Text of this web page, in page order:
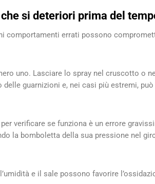
si deteriori prima del
comportamenti errati possono
uno. Lasciare lo spray nel cruscotto o
guarnizioni e, nei casi più estremi,
verificare se funziona è un errore
la bomboletta della sua pressione nel
e il sale possono favorire